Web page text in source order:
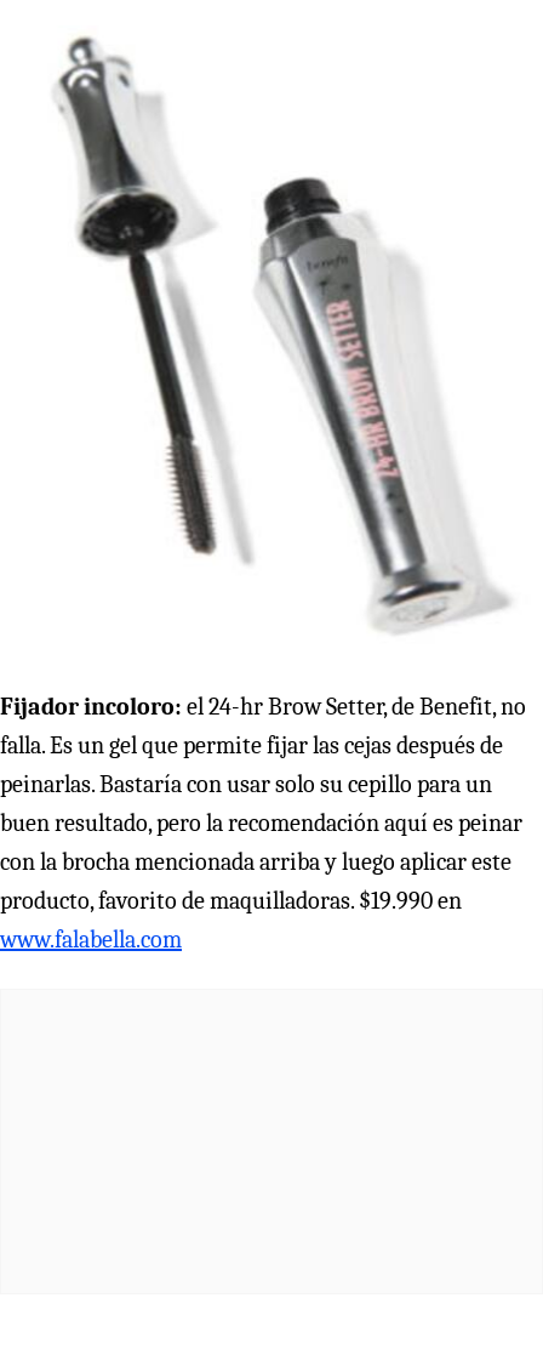
Fijador incoloro: el 24-hr Brow Setter, de Benefit, no
falla. Es un gel que permite fijar las cejas después de
peinarlas. Bastaría con usar solo su cepillo para un
buen resultado, pero la recomendación aquí es peinar
con la brocha mencionada arriba y luego aplicar este
producto, favorito de maquilladoras. $19.990 en
www.falabella.com